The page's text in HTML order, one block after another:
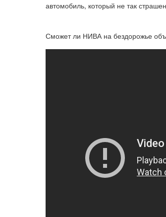
автомобиль, который не так
Сможет ли НИВА на бездорожье